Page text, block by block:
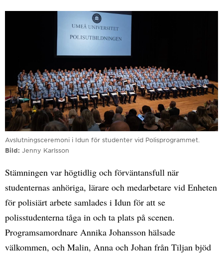
Avslutningsceremoni i Idun för studenter vid Polisprogrammet.
Bild Jenny Karlsson
Stämningen var högtidlig och förväntansfull när
studenternas anhöriga, lärare och medarbetare vid Enheten
för polisiärt arbete samlades i Idun för att se
polisstudenterna tåga in och ta plats på scenen.
Programsamordnare Annika Johansson hälsade
välkommen, och Malin, Anna och Johan från Tiljan bjöd